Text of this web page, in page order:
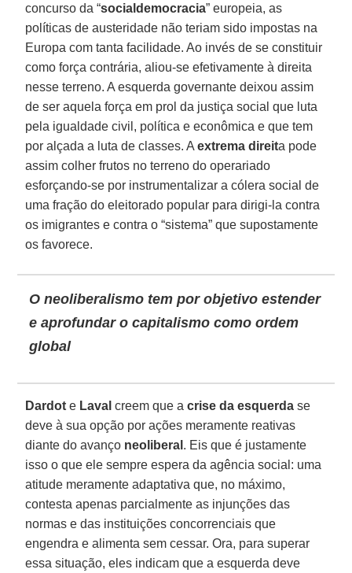
concurso da “socialdemocracia” europeia, as
políticas de austeridade não teriam sido impostas na
Europa com tanta facilidade. Ao invés de se constituir
como força contrária, aliou-se efetivamente à direita
nesse terreno. A esquerda governante deixou assim
de ser aquela força em prol da justiça social que luta
pela igualdade civil, política e econômica e que tem
por alçada a luta de classes. Aextrema direita pode
assim colher frutos no terreno do operariado
esforçando-se por instrumentalizar a cólera social de
uma fração do eleitorado popular para dirigi-la contra
os imigrantes e contra o “sistema” que supostamente
os favorece.
O neoliberalismo tem por objetivo estender
e aprofundar o capitalismo como ordem
global
Dardot e Laval creem que acrise da esquerda se
deve à sua opção por ações meramente reativas
diante do avanço neoliberal . Eis que é justamente
isso o que ele sempre espera da agência social: uma
atitude meramente adaptativa que, no máximo,
contesta apenas parcialmente as injunções das
normas e das instituições concorrenciais que
engendra e alimenta sem cessar. Ora, para superar
essa situação, eles indicam que a esquerda deve